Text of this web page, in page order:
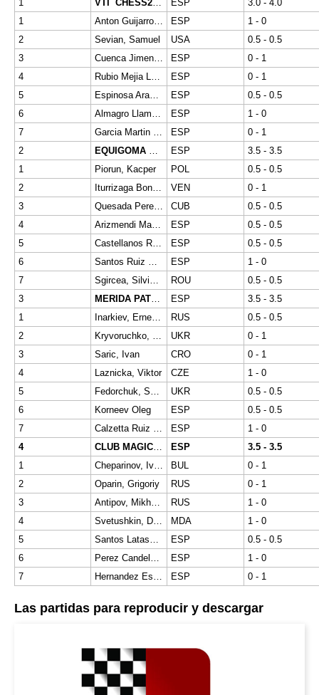
1 ESP
3.0 - 4.0
1
ESP
1 - 0
2
Sevian, Samuel USA
0.5 - 0.5
3
ESP
0 - 1
4
ESP
0 - 1
5
ESP
0.5 - 0.5
6
ESP
1 - 0
7
ESP
0 - 1
2
ESP
3.5 - 3.5
1
Piorun, Kacper POL
0.5 - 0.5
2
VEN
0 - 1
3
CUB
0.5 - 0.5
4
ESP
0.5 - 0.5
5
ESP
0.5 - 0.5
6
ESP
1 - 0
7
ROU
0.5 - 0.5
3
ESP
3.5 - 3.5
1
RUS
0.5 - 0.5
2
UKR
0 - 1
3
Saric, Ivan CRO
0 - 1
4
Laznicka, Viktor CZE
1 - 0
5
UKR
0.5 - 0.5
6
Korneev Oleg ESP
0.5 - 0.5
7
ESP
1 - 0
4
ESP
3.5 - 3.5
1
BUL
0 - 1
2
Oparin, Grigoriy RUS
0 - 1
3
RUS
1 - 0
4
MDA
1 - 0
5
ESP
0.5 - 0.5
6
ESP
1 - 0
7
ESP 0 - 1
Las partidas para reproducir y descargar